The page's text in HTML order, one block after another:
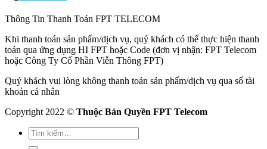
Thông Tin Thanh Toán FPT TELECOM
Khi thanh toán sản phẩm/dịch vụ, quý khách có thể thực hiện thanh
toán qua ứng dụng HI FPT hoặc Code (đơn vị nhận: FPT Telecom
hoặc Công Ty Cổ Phần Viễn Thông FPT)
Quý khách vui lòng không thanh toán sản phẩm/dịch vụ qua số tài
khoản cá nhân
Copyright 2022 © Thuộc Bản Quyền FPT Telecom